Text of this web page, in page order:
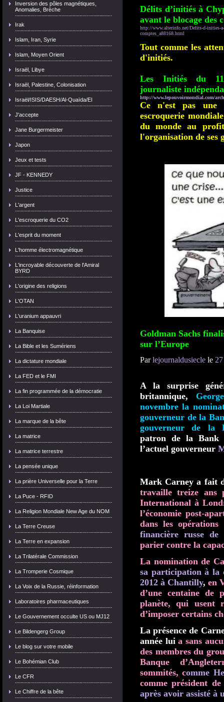
Inversion des pôles magnétiques,
Anomalies, Brèche
Irak
Islam, Iran, Syrie
Islam, Moyen Orient
Israël, Libye
Israël, Palestine, Colonisation
Israël/ISIS/DAESH/Al-Quaïda/EI
J'accepte
Jane Burgermeister
Japon
Jeux et tests
JF - KENNEDY
Justice
L'argent
L'escroquerie du CO2
L'esprit du moment
L'homme électromagnétique
L'incroyable découverte de l'Amiral
BYRD
L'origine des religions
L'OTAN
L'uranium appauvri
La Banquise
La Bible et les Sumériens
La dictature mondiale
La FED et le FMI
La fin programmée de la démocratie
La Loi Martiale
La marque de la bête
La matrice
La matrice terrestre
La pensée unique
La prière Universelle pour la Terre
La Puce - RFID
La Religion Mondiale New Age du NOM
La Terre Creuse
La Terre en expansion
La Trilatérale Commission
La Tromperie Cosmique
La Voix de la Russie, réinformation
Laboratoires pharmaceutiques
Le Gouvernement occulte US ou MJ12
Le Bildengerg Group
Le blog sur votre mobile
Le Bohémian Club
Le CFR
Le Chiffre de la bête
Délits d’initiés à
avant le blocage des
http://www.alterinfo.net/Delits-d-inities-
comptes_a88168.html
Tout comme les
d'initiés.
Les Initiés du
journaliste
http://www.lepouvoirmondial.com/
Ce n'est pas une
escroquerie
du monde au
l'organisation de ses
Goldman Sachs
sur l’Europe
Parlejournaldusiecle le
A la surprise
britannique,
novembre la
gouverneur de la
gouverneur de la
patron de la Bank
l’actuel gouverneur
Mark Carney a fait
travaille treize ans
International à
l’économie post-
dans les
financière russe de
parier contre la
La nomination de
sa participation à la
2012 à Chantilly, en
d’une centaine de
planète, qui usent
d’imposer certains
La présence de
année luia sans
des membres du
Banque
sommités,comme
comme président de
après avoir assisté à